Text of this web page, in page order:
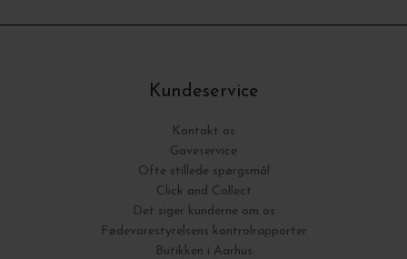
Kundeservice
Kontakt os
Gaveservice
Ofte stillede spørgsmål
Click and Collect
Det siger kunderne om os
Fødevarestyrelsens kontrolrapporter
Butikken i Aarhus